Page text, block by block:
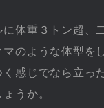
体重３トン超、
のような体型を
感じでなら立っ
うか。